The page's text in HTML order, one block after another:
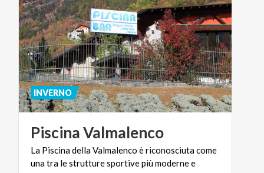
PiscinaValmalenco
La Piscina della Valmalenco è riconosciuta come
una tra le strutture sportive più moderne e
INVERNO